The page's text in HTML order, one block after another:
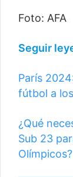
Foto: AFA
Seguir
París
fútbol a
¿Qué
Sub 23
Olímpicos?